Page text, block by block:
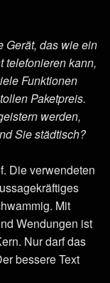
Gerät, das wie ein
telefonieren kann,
Funktionen
Paketpreis.
werden,
Sie städtisch?
Die verwendeten
Mit
Wendungen ist
Nur darf das
bessere Text